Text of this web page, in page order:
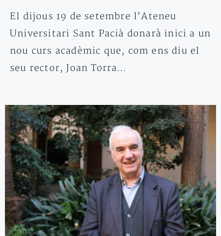
El dijous 19 de setembre l’Ateneu
Universitari Sant Pacià donarà inici a un
nou curs acadèmic que, com ens diu el
seu rector, Joan Torra…